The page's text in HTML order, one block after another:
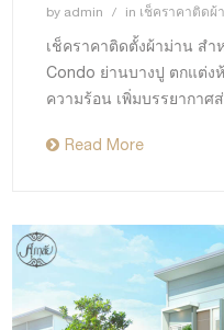
by admin in เช็คราคาติดผ้
เช็คราคาติดตั้งผ้าม่าน สำ
Condo ย่านบางปู ตกแต่ง
ความร้อน เพิ่มบรรยากาศส่
Read More